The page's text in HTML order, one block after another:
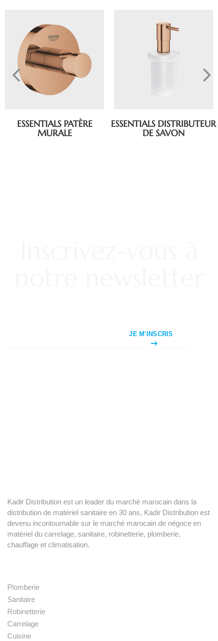
ESSENTIALS PATÈRE
MURALE
ESSENTIALS DISTRIBUTEUR
DE SAVON
JE M'INSCRIS
Kadir Distribution est un leader du marché marocain dans la
distribution de matériel sanitaire en 30 ans, Kadir Distribution est
devenu incontournable sur le marché marocain de négoce en
matériel du carrelage, sanitaire, robinetterie, plomberie,
chauffage et climatisation.
Plomberie
Sanitaire
Robinetterie
Carrelage
Cuisine